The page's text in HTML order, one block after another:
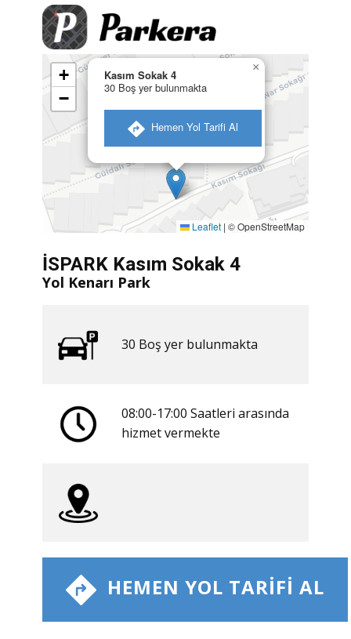
Kasım Sokak 4
30 Boş yer bulunmakta
​ Hemen Yol Tarifi Al
×
+
−
Leaflet | © OpenStreetMap
​ HEMEN YOL TARIFI AL
İSPARK Kasım Sokak 4
Yol Kenarı Park
30 ​​Boş yer bulunmakta
08:00-17:00 Saatleri arasında
​hizmet vermekte